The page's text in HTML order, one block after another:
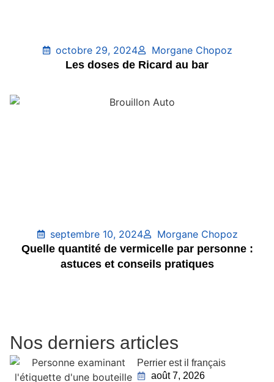
octobre 29, 2024
Morgane Chopoz
Les doses de Ricard au bar
septembre 10, 2024
Morgane Chopoz
Quelle quantité de vermicelle par personne :
astuces et conseils pratiques
Nos derniers articles
Perrier est il français
août 7, 2026